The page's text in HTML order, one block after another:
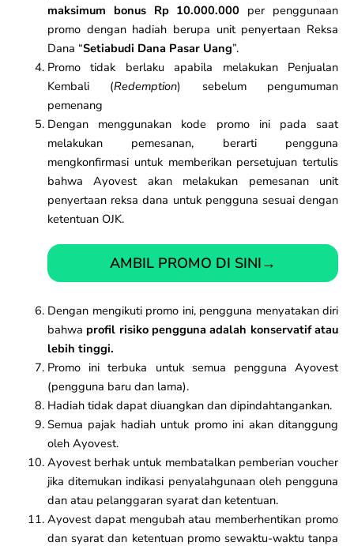
maksimum bonus Rp 10.000.000 per penggunaan
promo dengan hadiah berupa unit penyertaan Reksa
Dana “Setiabudi Dana Pasar Uang”.
Promo tidak berlaku apabila melakukan Penjualan
Kembali (Redemption) sebelum pengumuman
pemenang
Dengan menggunakan kode promo ini pada saat
melakukan pemesanan, berarti pengguna
mengkonfirmasi untuk memberikan persetujuan tertulis
bahwa Ayovest akan melakukan pemesanan unit
penyertaan reksa dana untuk pengguna sesuai dengan
ketentuan OJK.
AMBIL PROMO DI SINI→
Dengan mengikuti promo ini, pengguna menyatakan diri
bahwa profil risiko pengguna adalah konservatif atau
lebih tinggi.
Promo ini terbuka untuk semua pengguna Ayovest
(pengguna baru dan lama).
Hadiah tidak dapat diuangkan dan dipindahtangankan.
Semua pajak hadiah untuk promo ini akan ditanggung
oleh Ayovest.
Ayovest berhak untuk membatalkan pemberian voucher
jika ditemukan indikasi penyalahgunaan oleh pengguna
dan atau pelanggaran syarat dan ketentuan.
Ayovest dapat mengubah atau memberhentikan promo
dan syarat dan ketentuan promo sewaktu-waktu tanpa